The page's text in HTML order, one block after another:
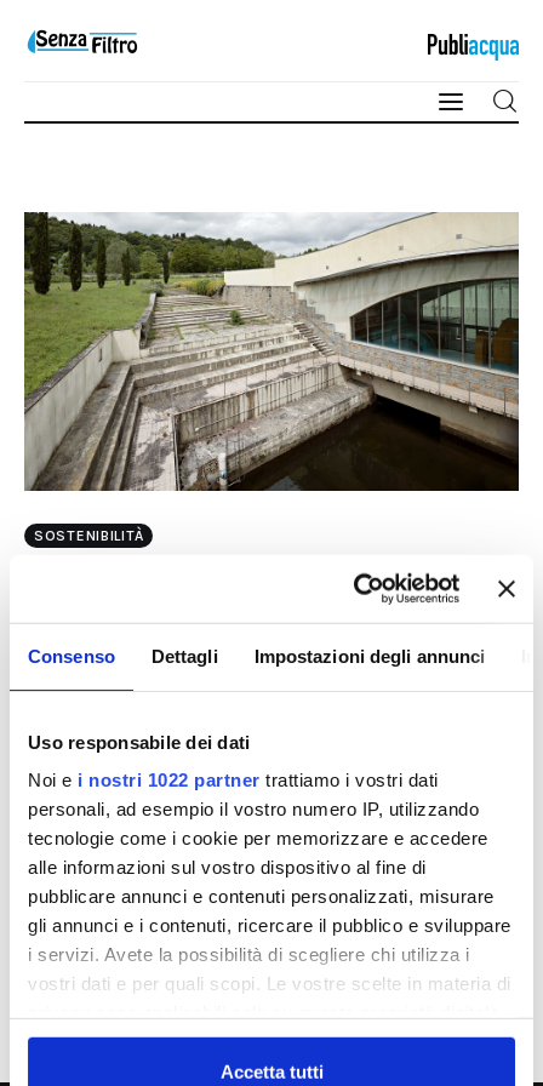
Consenso Dettagli Impostazioni degli annunci
Uso responsabile dei dati
Noi e i nostri 1022 partner trattiamo i vostri dati
personali, ad esempio il vostro numero IP, utilizzando
tecnologie come i cookie per memorizzare e accedere
alle informazioni sul vostro dispositivo al fine di
pubblicare annunci e contenuti personalizzati, misurare
gli annunci e i contenuti, ricercare il pubblico e sviluppare
i servizi. Avete la possibilità di scegliere chi utilizza i
vostri dati e per quali scopi. Le vostre scelte in materia di
in cui avete effettuato le vostre scelte. È possibile
modificare o revocare il proprio consenso in qualsiasi
Accetta tutti
Sostenibilità
Innovazione
Sicurezza e Legalità
SOSTENIBILITÀ
La centrale idroelettrica del lago
di Bilancino
Da una parte “cassaforte” d’acqua dolce per fronteggiare le
lago di Bilancino, con la sua centrale idroelettrica, è un
dell’approvvigionamento potabile con le opportunità di
produzione di elettricità a basso impatto ambientale. Lo
specchio d’acqua, creato durante gli anni…
24 GENNAIO 2025 0 DA REDAZIONE
LEGGI DI PIÙ